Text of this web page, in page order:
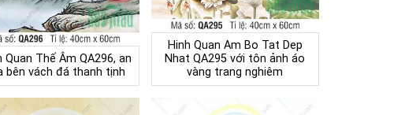
Hinh Quan Am Bo Tat Dep
Nhat QA295 với tôn ảnh áo
vàng trang nghiêm
Quan Thế Âm QA296, an
bên vách đá thanh tịnh